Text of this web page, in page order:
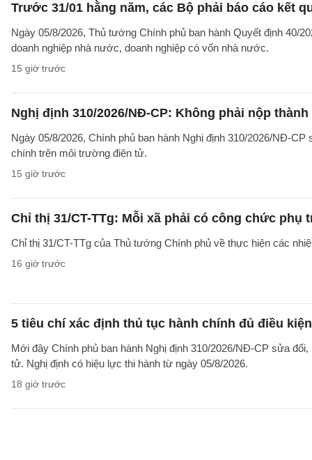
Trước 31/01 hằng năm, các Bộ phải báo cáo kết
Ngày 05/8/2026, Thủ tướng Chính phủ ban hành Quyết định 40/
doanh nghiệp nhà nước, doanh nghiệp có vốn nhà nước.
15 giờ trước
Nghị định 310/2026/NĐ-CP: Không phải nộp
Ngày 05/8/2026, Chính phủ ban hành Nghị định 310/2026/NĐ-
chính trên môi trường điện tử.
15 giờ trước
Chỉ thị 31/CT-TTg: Mỗi xã phải có công chức phụ
Chỉ thị 31/CT-TTg của Thủ tướng Chính phủ về thực hiện các
16 giờ trước
5 tiêu chí xác định thủ tục hành chính đủ điều
Mới đây Chính phủ ban hành Nghị định 310/2026/NĐ-CP sửa
tử. Nghị định có hiệu lực thi hành từ ngày 05/8/2026.
18 giờ trước